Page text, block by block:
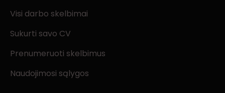
Visi darbo skelbimai
Sukurti savo CV
Prenumeruoti skelbimus
Naudojimosi sąlygos